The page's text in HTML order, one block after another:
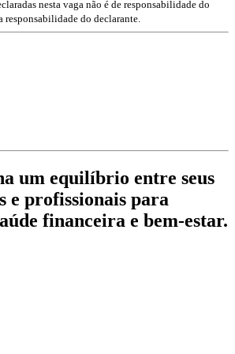
nesta vaga não é de responsabilidade do
do declarante.
um equilíbrio entre seus
e profissionais para
financeira e bem-estar.